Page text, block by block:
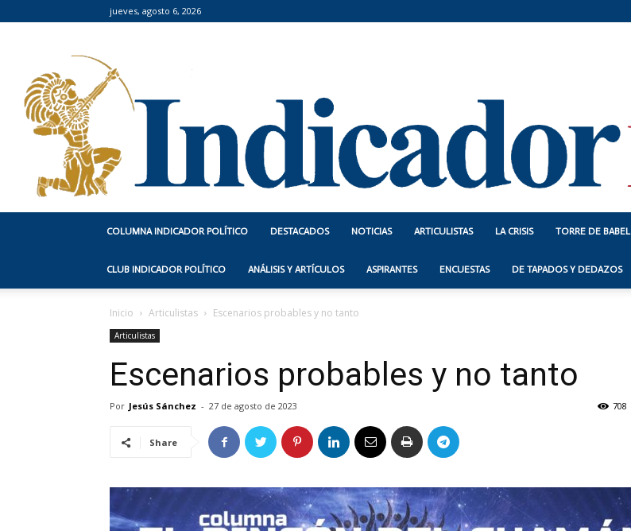
jueves, agosto 6, 2026
Indicador
Político
COLUMNA INDICADOR POLÍTICO DESTACADOS NOTICIAS ARTICULISTAS LA CRISIS TORRE DE BABEL
CLUB INDICADOR POLÍTICO ANÁLISIS Y ARTÍCULOS ASPIRANTES ENCUESTAS DE TAPADOS Y DEDAZOS
Inicio Articulistas Escenarios probables y no tanto
Articulistas
Escenarios probables y no tanto
Por Jesús Sánchez - 27 de agosto de 2023 708
Share